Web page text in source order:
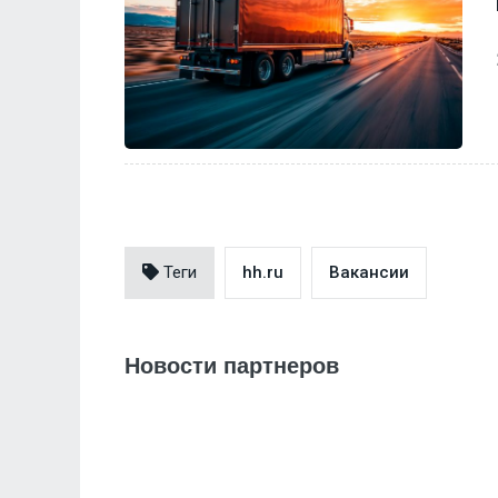
Теги hh.ru Вакансии
Новости партнеров